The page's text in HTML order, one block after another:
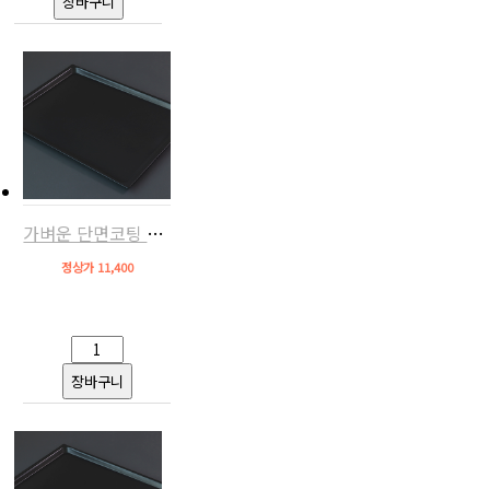
가벼운 단면코팅 오븐팬(알루미늄,우녹스/베닉스/루미 호환)
정상가 11,400